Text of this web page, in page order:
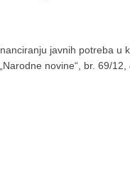
javnih potreba u
novine“, br. 69/